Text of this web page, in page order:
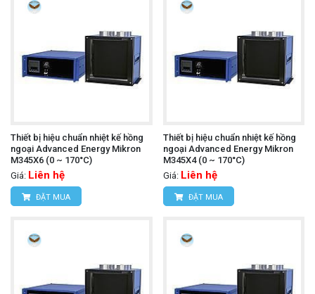
Thiết bị hiệu chuẩn nhiệt kế hồng
ngoại Advanced Energy Mikron
M345X6 (0 ~ 170°C)
Giá: Liên hệ
ĐẶT MUA
Thiết bị hiệu chuẩn nhiệt kế hồng
ngoại Advanced Energy Mikron
M345X4 (0 ~ 170°C)
Giá: Liên hệ
ĐẶT MUA